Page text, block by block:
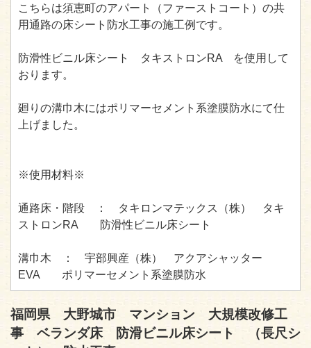
こちらは須恵町のアパート（ファーストコート）の共
用通路の床シート防水工事の施工例です。
防滑性ビニル床シート タキストロンRA を使用して
おります。
廻りの溝巾木にはポリマーセメント系塗膜防水にて仕
上げました。
※使用材料※
通路床・階段 ： タキロンマテックス（株） タキ
ストロンRA 防滑性ビニル床シート
溝巾木 ： 宇部興産（株） アクアシャッター
EVA ポリマーセメント系塗膜防水
福岡県 大野城市 マンション 大規模改修工
事 ベランダ床 防滑ビニル床シート （長尺シ